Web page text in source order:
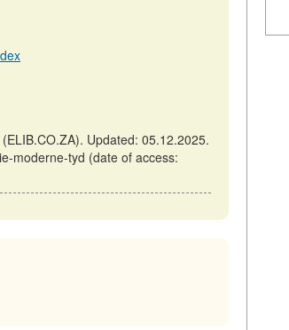
Updated: 05.12.2025.
moderne-tyd (date of access: